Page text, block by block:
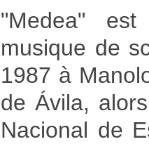
"Medea" est
musique de
1987 à
de Ávila,
Nacional de